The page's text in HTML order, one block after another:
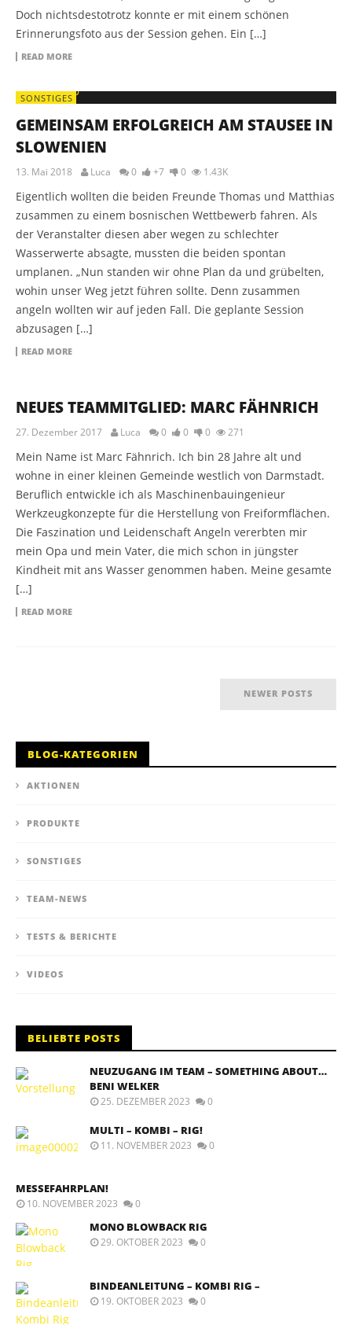
Doch nichtsdestotrotz konnte er mit einem schönen
Erinnerungsfoto aus der Session gehen. Ein […]
READ MORE
SONSTIGES
GEMEINSAM ERFOLGREICH AM STAUSEE IN
SLOWENIEN
13. Mai 2018 Luca 0 +7 0 1.43K
Eigentlich wollten die beiden Freunde Thomas und Matthias
zusammen zu einem bosnischen Wettbewerb fahren. Als
der Veranstalter diesen aber wegen zu schlechter
Wasserwerte absagte, mussten die beiden spontan
umplanen. „Nun standen wir ohne Plan da und grübelten,
wohin unser Weg jetzt führen sollte. Denn zusammen
angeln wollten wir auf jeden Fall. Die geplante Session
abzusagen […]
READ MORE
NEUES TEAMMITGLIED: MARC FÄHNRICH
27. Dezember 2017 Luca 0 0 0 271
Mein Name ist Marc Fähnrich. Ich bin 28 Jahre alt und
wohne in einer kleinen Gemeinde westlich von Darmstadt.
Beruflich entwickle ich als Maschinenbauingenieur
Werkzeugkonzepte für die Herstellung von Freiformflächen.
Die Faszination und Leidenschaft Angeln vererbten mir
mein Opa und mein Vater, die mich schon in jüngster
Kindheit mit ans Wasser genommen haben. Meine gesamte
[…]
READ MORE
NEWER POSTS
BLOG-KATEGORIEN
AKTIONEN
PRODUKTE
SONSTIGES
TEAM-NEWS
TESTS & BERICHTE
VIDEOS
BELIEBTE POSTS
NEUZUGANG IM TEAM – SOMETHING ABOUT…
BENI WELKER
25. DEZEMBER 2023 0
MULTI – KOMBI – RIG!
11. NOVEMBER 2023 0
MESSEFAHRPLAN!
10. NOVEMBER 2023 0
MONO BLOWBACK RIG
29. OKTOBER 2023 0
BINDEANLEITUNG – KOMBI RIG –
19. OKTOBER 2023 0